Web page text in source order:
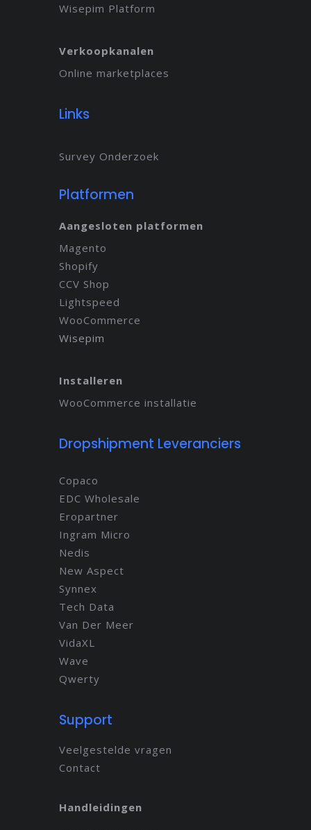
Wisepim Platform
Verkoopkanalen
Online marketplaces
Links
Survey Onderzoek
Platformen
Aangesloten platformen
Magento
Shopify
CCV Shop
Lightspeed
WooCommerce
Wisepim
Installeren
WooCommerce installatie
Dropshipment Leveranciers
Copaco
EDC Wholesale
Eropartner
Ingram Micro
Nedis
New Aspect
Synnex
Tech Data
Van Der Meer
VidaXL
Wave
Qwerty
Support
Veelgestelde vragen
Contact
Handleidingen